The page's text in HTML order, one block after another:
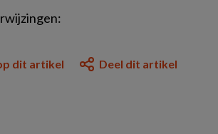
dit artikel Deel dit artikel